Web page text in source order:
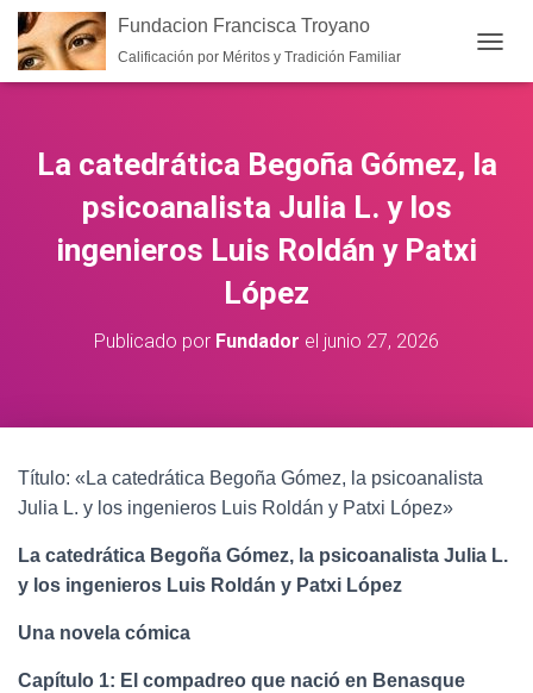
Fundacion Francisca Troyano
Calificación por Méritos y Tradición Familiar
La catedrática Begoña Gómez, la
psicoanalista Julia L. y los
ingenieros Luis Roldán y Patxi
López
Publicado por Fundador el junio 27, 2026
Título: «La catedrática Begoña Gómez, la psicoanalista
Julia L. y los ingenieros Luis Roldán y Patxi López»
La catedrática Begoña Gómez, la psicoanalista Julia L.
y los ingenieros Luis Roldán y Patxi López
Una novela cómica
Capítulo 1: El compadreo que nació en Benasque